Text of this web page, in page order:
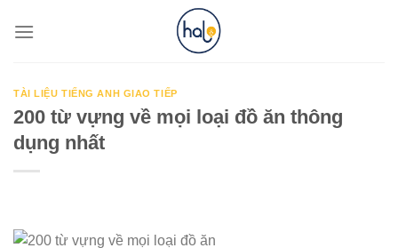
TÀI LIỆU TIẾNG ANH GIAO TIẾP
200 từ vựng về mọi loại đồ ăn thông
dụng nhất